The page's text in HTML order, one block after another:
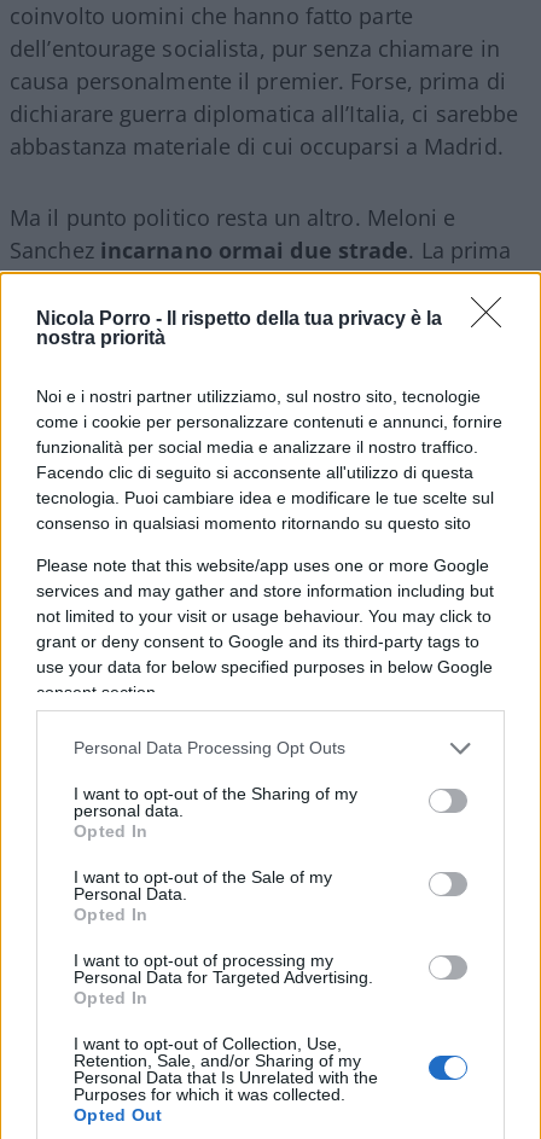
Nicola Porro -
Il rispetto della tua privacy è la
nostra priorità
Noi e i nostri partner utilizziamo, sul nostro sito, tecnologie
come i cookie per personalizzare contenuti e annunci, fornire
funzionalità per social media e analizzare il nostro traffico.
Facendo clic di seguito si acconsente all'utilizzo di questa
tecnologia. Puoi cambiare idea e modificare le tue scelte sul
consenso in qualsiasi momento ritornando su questo sito
Please note that this website/app uses one or more Google
services and may gather and store information including but
not limited to your visit or usage behaviour. You may click to
grant or deny consent to Google and its third-party tags to
use your data for below specified purposes in below Google
consent section.
Personal Data Processing Opt Outs
I want to opt-out of the Sharing of my
personal data.
Opted In
I want to opt-out of the Sale of my
Personal Data.
Opted In
I want to opt-out of processing my
Personal Data for Targeted Advertising.
Opted In
I want to opt-out of Collection, Use,
Retention, Sale, and/or Sharing of my
Personal Data that Is Unrelated with the
Purposes for which it was collected.
Opted Out
coinvolto uomini che hanno fatto parte
dell’entourage socialista, pur senza chiamare in
causa personalmente il premier. Forse, prima di
dichiarare guerra diplomatica all’Italia, ci sarebbe
abbastanza materiale di cui occuparsi a Madrid.
Ma il punto politico resta un altro. Meloni e
Sanchez incarnano ormai due strade. La prima
dice che l’immigrazione irregolare si combatte
prima che diventi ingestibile, rafforzando le
frontiere e creando deterrenza. La seconda
deterrenza, salvo poi scoprire che quando decine
di migliaia di persone si presentano
contemporaneamente alla frontiera servono
barriere, poliziotti, guardie civili e rimpatri. È qui
la sinistra europea ha accusato i governi
conservatori di costruire muri, evocare emergenze
e alimentare paure. Poi arriva l’emergenza vera e
improvvisamente tutti scoprono l’utilità dei
confini.
Sanchez può mettere tutti i controlli che vuole agli